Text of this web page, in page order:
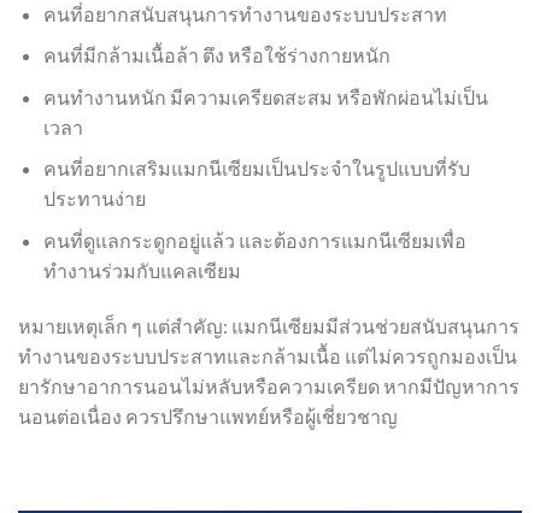
คนที่อยากสนับสนุนการทำงานของระบบประสาท
คนที่มีกล้ามเนื้อล้า ตึง หรือใช้ร่างกายหนัก
คนทำงานหนัก มีความเครียดสะสม หรือพักผ่อนไม่เป็น
เวลา
คนที่อยากเสริมแมกนีเซียมเป็นประจำในรูปแบบที่รับ
ประทานง่าย
คนที่ดูแลกระดูกอยู่แล้ว และต้องการแมกนีเซียมเพื่อ
ทำงานร่วมกับแคลเซียม
หมายเหตุเล็ก ๆ แต่สำคัญ: แมกนีเซียมมีส่วนช่วยสนับสนุนการ
ทำงานของระบบประสาทและกล้ามเนื้อ แต่ไม่ควรถูกมองเป็น
ยารักษาอาการนอนไม่หลับหรือความเครียด หากมีปัญหาการ
นอนต่อเนื่อง ควรปรึกษาแพทย์หรือผู้เชี่ยวชาญ